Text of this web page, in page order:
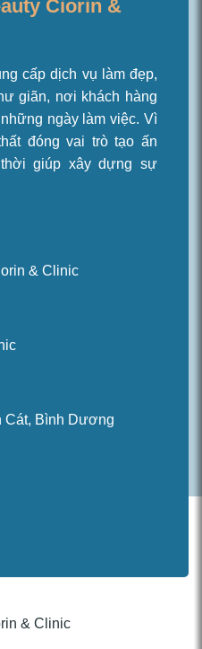
Ciorin &
cấp dịch vụ làm đẹp,
giãn, nơi khách hàng
ngày làm việc. Vì
đóng vai trò tạo ấn
giúp xây dựng sự
& Clinic
Cát, Bình Dương